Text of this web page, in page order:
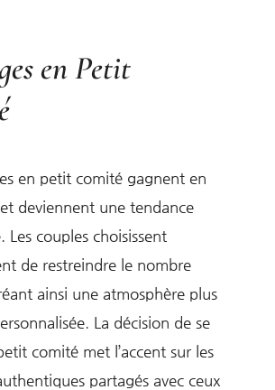
en Petit
en petit comité gagnent en
deviennent une tendance
Les couples choisissent
de restreindre le nombre
ainsi une atmosphère plus
La décision de se
comité met l’accent sur les
partagés avec ceux